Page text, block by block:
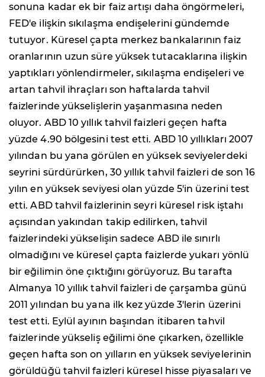
sonuna kadar ek bir faiz artışı daha öngörmeleri,
FED'e ilişkin sıkılaşma endişelerini gündemde
tutuyor. Küresel çapta merkez bankalarının faiz
oranlarının uzun süre yüksek tutacaklarına ilişkin
yaptıkları yönlendirmeler, sıkılaşma endişeleri ve
artan tahvil ihraçları son haftalarda tahvil
faizlerinde yükselişlerin yaşanmasına neden
oluyor. ABD 10 yıllık tahvil faizleri geçen hafta
yüzde 4.90 bölgesini test etti. ABD 10 yıllıkları 2007
yılından bu yana görülen en yüksek seviyelerdeki
seyrini sürdürürken, 30 yıllık tahvil faizleri de son 16
yılın en yüksek seviyesi olan yüzde 5'in üzerini test
etti. ABD tahvil faizlerinin seyri küresel risk iştahı
açısından yakından takip edilirken, tahvil
faizlerindeki yükselişin sadece ABD ile sınırlı
olmadığını ve küresel çapta faizlerde yukarı yönlü
bir eğilimin öne çıktığını görüyoruz. Bu tarafta
Almanya 10 yıllık tahvil faizleri de çarşamba günü
2011 yılından bu yana ilk kez yüzde 3'lerin üzerini
test etti. Eylül ayının başından itibaren tahvil
faizlerinde yükseliş eğilimi öne çıkarken, özellikle
geçen hafta son on yılların en yüksek seviyelerinin
görüldüğü tahvil faizleri küresel hisse piyasaları ve